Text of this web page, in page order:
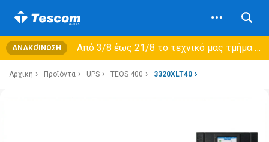
ΑΝΑΚΟΊΝΩΣΗ Από 3/8 έως 21/8 τo τεχνικό μας τμήμα θα εξυπηρετεί μόνο συμβόλαια συντήρησης και όχι νέες παραλαβές →
Αρχική Προϊόντα UPS TEOS 400 3320XLT40